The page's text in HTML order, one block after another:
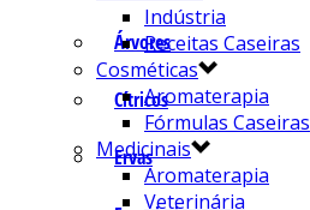
Árvores
Cítricos
Ervas
Indústria
Receitas Caseiras
Cosméticas
Aromaterapia
Fórmulas Caseiras
Medicinais
Aromaterapia
Veterinária